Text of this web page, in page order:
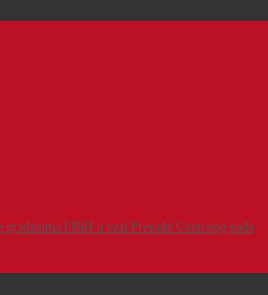
građanima FBiH u vezi Presude Ustavnog suda